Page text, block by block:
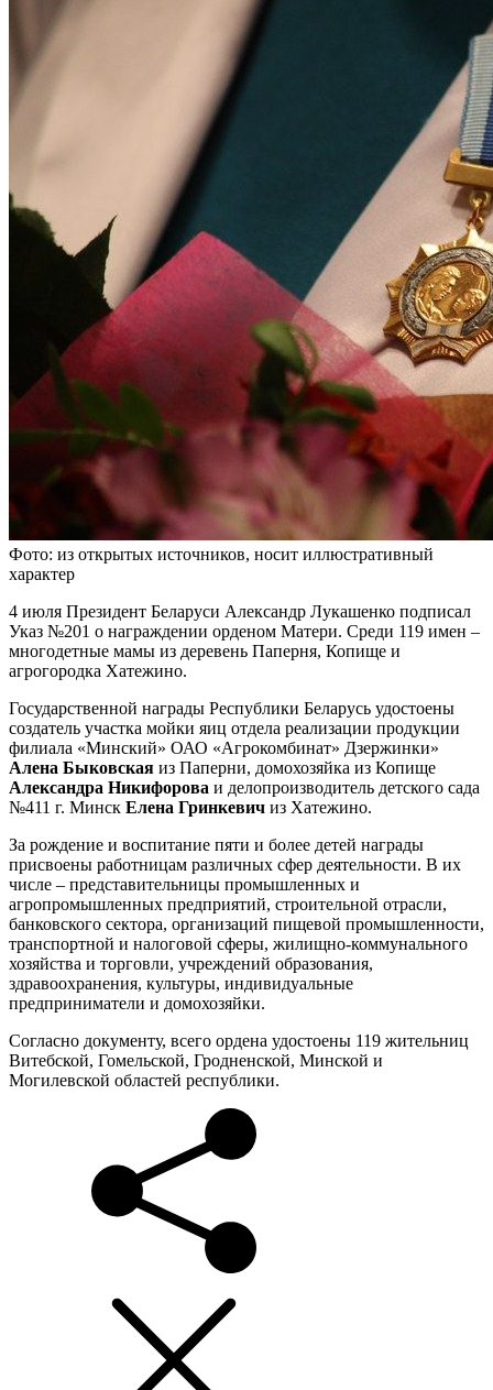
Фото: из открытых источников, носит иллюстративный
характер
4 июля Президент Беларуси Александр Лукашенко подписал
Указ №201 о награждении орденом Матери. Среди 119 имен –
многодетные мамы из деревень Паперня, Копище и
агрогородка Хатежино.
Государственной награды Республики Беларусь удостоены
создатель участка мойки яиц отдела реализации продукции
филиала «Минский» ОАО «Агрокомбинат» Дзержинки»
Алена Быковская из Паперни, домохозяйка из Копище
Александра Никифорова и делопроизводитель детского сада
№411 г. Минск Елена Гринкевич из Хатежино.
За рождение и воспитание пяти и более детей награды
присвоены работницам различных сфер деятельности. В их
числе – представительницы промышленных и
агропромышленных предприятий, строительной отрасли,
банковского сектора, организаций пищевой промышленности,
транспортной и налоговой сферы, жилищно-коммунального
хозяйства и торговли, учреждений образования,
здравоохранения, культуры, индивидуальные
предприниматели и домохозяйки.
Согласно документу, всего ордена удостоены 119 жительниц
Витебской, Гомельской, Гродненской, Минской и
Могилевской областей республики.